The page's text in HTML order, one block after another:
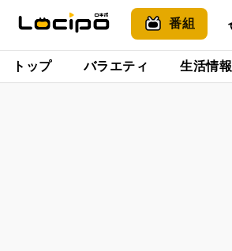
番組
トップ バラエティ 生活情報